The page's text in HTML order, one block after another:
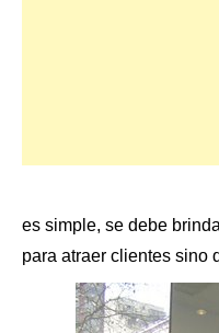
es simple, se debe
para atraer clientes sino